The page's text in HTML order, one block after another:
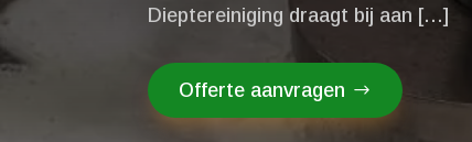
Dieptereiniging draagt bij aan […]
Offerte aanvragen